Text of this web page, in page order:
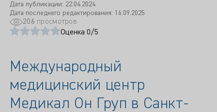
Дата публикации: 22.04.2024
Дата последнего редактирования: 16.09.2025
206 просмотров
Оценка 0/5
Международный
медицинский центр
Медикал Он Груп в Санкт-